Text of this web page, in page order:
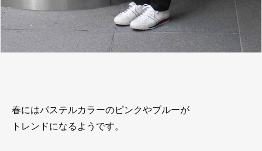
春にはパステルカラーのピンクやブルーが
トレンドになるようです。